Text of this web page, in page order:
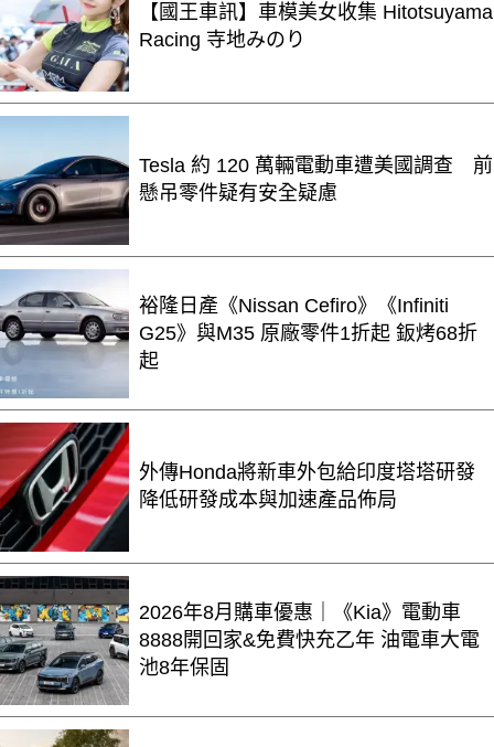
【國王車訊】車模美女收集 Hitotsuyama
Racing 寺地みのり
Tesla 約 120 萬輛電動車遭美國調查 前
懸吊零件疑有安全疑慮
裕隆日產《Nissan Cefiro》《Infiniti
G25》與M35 原廠零件1折起 鈑烤68折
起
外傳Honda將新車外包給印度塔塔研發
降低研發成本與加速產品佈局
2026年8月購車優惠｜《Kia》電動車
8888開回家&免費快充乙年 油電車大電
池8年保固